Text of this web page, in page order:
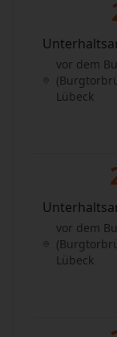
vor dem
Lübeck
vor dem
Lübeck